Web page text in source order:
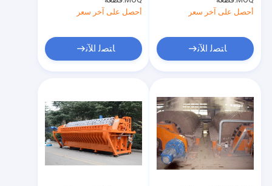
منتجات
معلومات عنا
جولة في المعمل
الطاقة
أحصل على آخر سعر
ﺎﺘﺼﻟ ﺍﻶﻧ
أحصل على آخر سعر
ﺎﺘﺼﻟ ﺍﻶﻧ